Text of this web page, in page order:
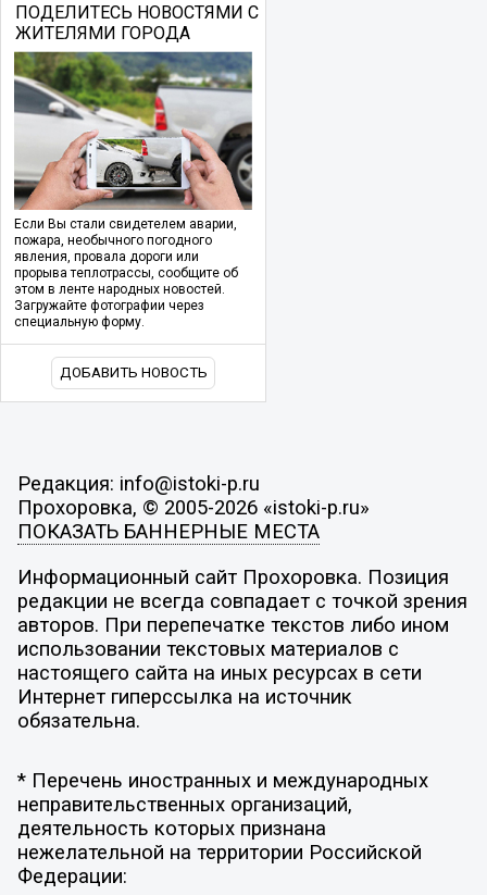
ПОДЕЛИТЕСЬ НОВОСТЯМИ С
ЖИТЕЛЯМИ ГОРОДА
Если Вы стали свидетелем аварии,
пожара, необычного погодного
явления, провала дороги или
прорыва теплотрассы, сообщите об
этом в ленте народных новостей.
Загружайте фотографии через
специальную форму.
ДОБАВИТЬ НОВОСТЬ
Редакция: info@istoki-p.ru
Прохоровка, © 2005-2026 «istoki-p.ru»
ПОКАЗАТЬ БАННЕРНЫЕ МЕСТА
Информационный сайт Прохоровка. Позиция
редакции не всегда совпадает с точкой зрения
авторов. При перепечатке текстов либо ином
использовании текстовых материалов с
настоящего сайта на иных ресурсах в сети
Интернет гиперссылка на источник
обязательна.
* Перечень иностранных и международных
неправительственных организаций,
деятельность которых признана
нежелательной на территории Российской
Федерации: